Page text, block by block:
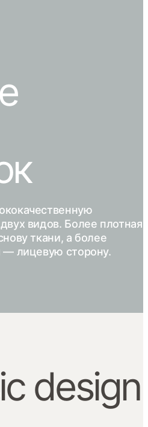
видов. Более плотная
ткани, а более
— лицевую сторону.
design